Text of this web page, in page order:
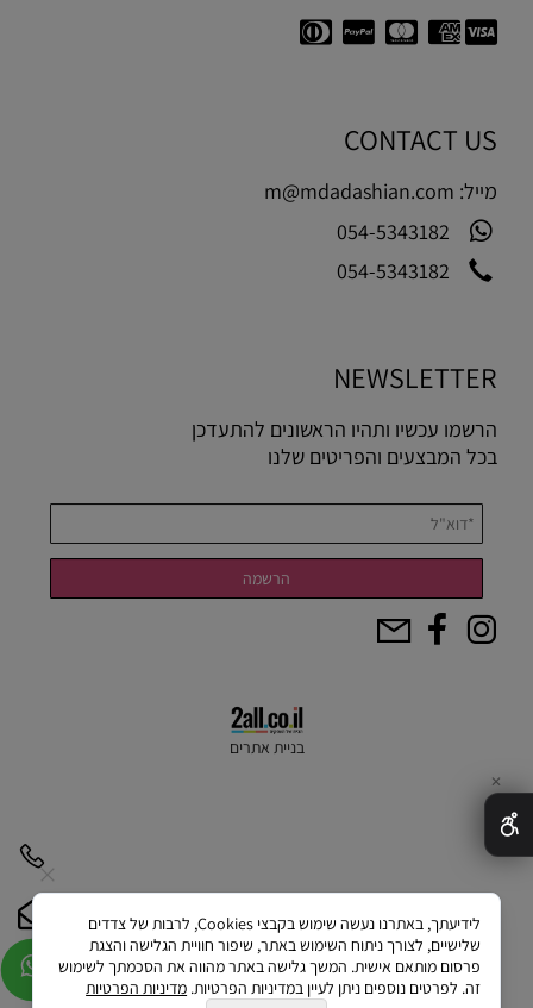
CONTACT US
מייל: m@mdadashian.com
054-5343182
054-5343182
NEWSLETTER
הרשמו עכשיו ותהיו הראשונים להתעדכן
בכל המבצעים והפריטים שלנו
בניית אתרים
✕
לידיעתך, באתרנו נעשה שימוש בקבצי Cookies, לרבות של צדדים
שלישיים, לצורך ניתוח השימוש באתר, שיפור חוויית הגלישה והצגת
פרסום מותאם אישית. המשך גלישה באתר מהווה את הסכמתך לשימוש
זה. לפרטים נוספים ניתן לעיין במדיניות הפרטיות. מדיניות הפרטיות